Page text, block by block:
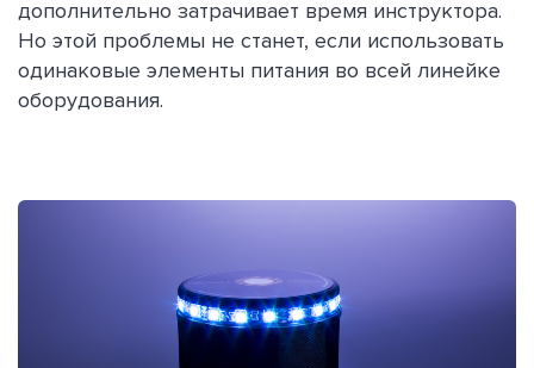
дополнительно затрачивает время инструктора.
Но этой проблемы не станет, если использовать
одинаковые элементы питания во всей линейке
оборудования.